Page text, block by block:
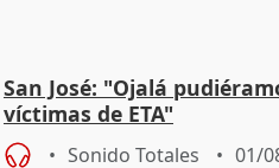
San José: "Ojalá
víctimas de ETA"
Sonido Totales 01/